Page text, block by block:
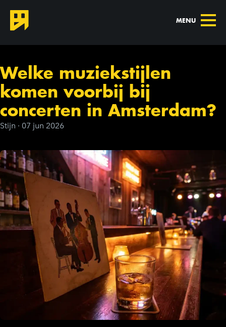
MENU
Welke muziekstijlen
komen voorbij bij
concerten in Amsterdam?
Stijn · 07 jun 2026